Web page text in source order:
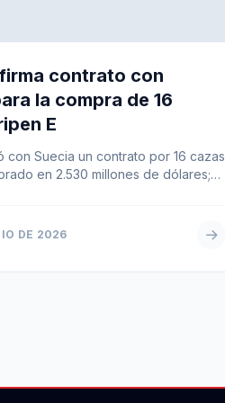
contrato con
la compra de 16
E
con Suecia un contrato por 16 cazas
en 2.530 millones de dólares;
DE 2026